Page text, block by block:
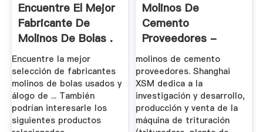
Encuentre El Mejor
Fabricante De
Molinos De Bolas .
Encuentre la mejor
selección de fabricantes
molinos de bolas usados y
álogo de ... También
podrían interesarle los
siguientes productos
Molinos De
Cemento
Proveedores -
Trituradora De .
molinos de cemento
proveedores. Shanghai
XSM dedica a la
investigación y desarrollo,
producción y venta de la
máquina de trituración